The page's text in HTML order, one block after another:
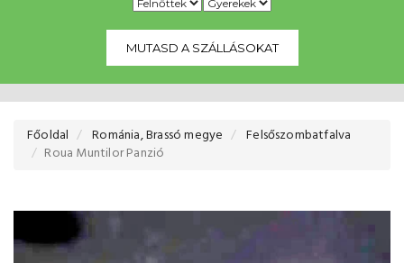
MUTASD A SZÁLLÁSOKAT
Főoldal Románia, Brassó megye
Felsőszombatfalva
Roua Muntilor Panzió